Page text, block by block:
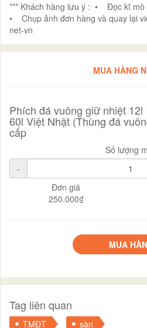
*** Khách hàng lưu ý : • Đọc kĩ mô
• Chụp ảnh đơn hàng và quay lại
net-vn
MUA HÀNG
Phích đá vuông giữ nhiệt
60l Việt Nhật (Thùng đá
cấp
Số lượng
-
Đơn giá
250.000₫
MUA
Tag liên quan
TMĐT sàn